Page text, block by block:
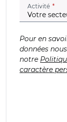
Activité
Pour en
données
notre
caractère